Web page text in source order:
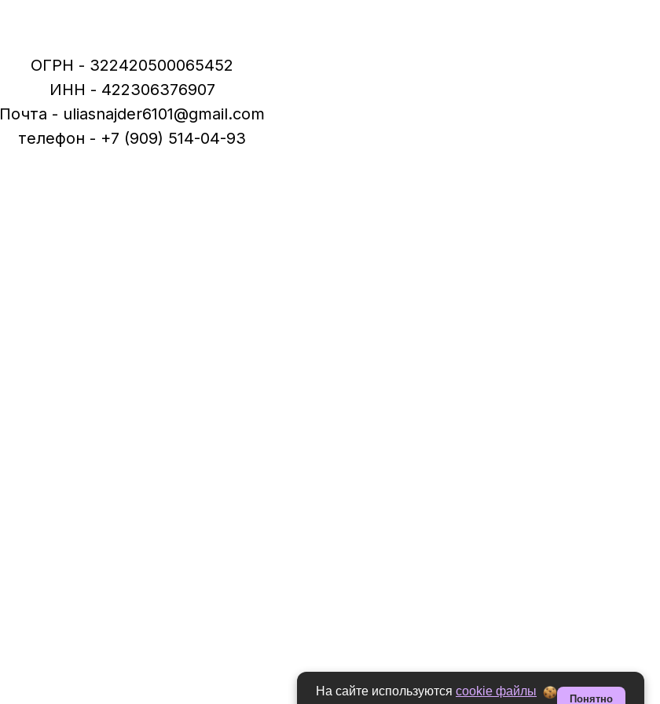
На сайте используются cookie файлы
Понятно
ОГРН - 322420500065452
ИНН - 422306376907
Почта - uliasnajder6101@gmail.com
телефон - +7 (909) 514-04-93